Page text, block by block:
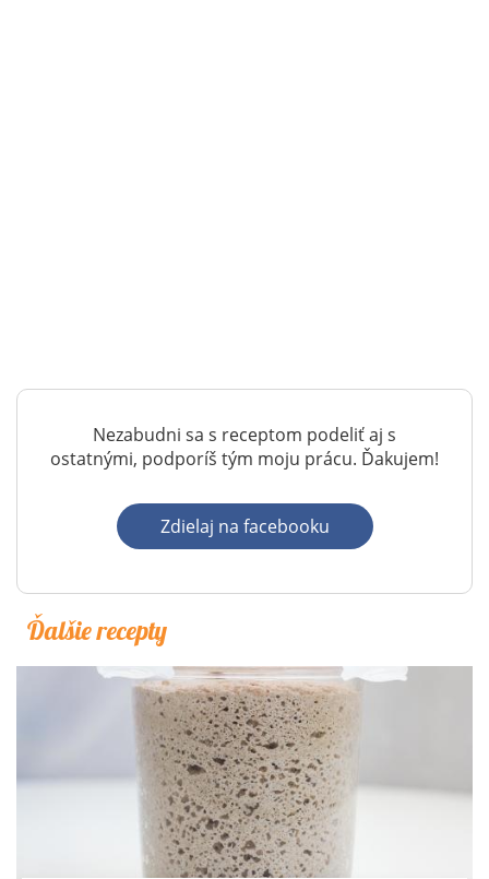
Nezabudni sa s receptom podeliť aj s
ostatnými, podporíš tým moju prácu. Ďakujem!
Zdielaj na facebooku
Ďalšie recepty